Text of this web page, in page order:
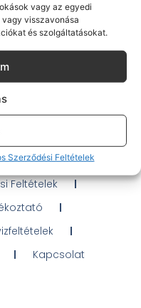
vagy az egyedi
visszavonása
és szolgáltatásokat.
Szerződési Feltételek
Kérdések
/ Elállás
Feltételek
Kapcsolat